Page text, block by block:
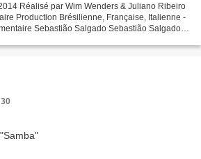
Réalisé par Wim Wenders & Juliano Ribeiro
Production Brésilienne, Française, Italienne -
Sebastião Salgado Sebastião Salgado a